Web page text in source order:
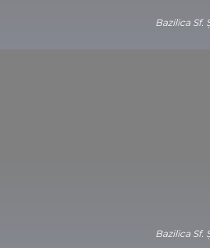
Bazilica Sf.
Bazilica Sf.
apreciate târguri din
Asemănător marilor orașe
organizează, de ani buni, târguri de
produselor este excelentă în